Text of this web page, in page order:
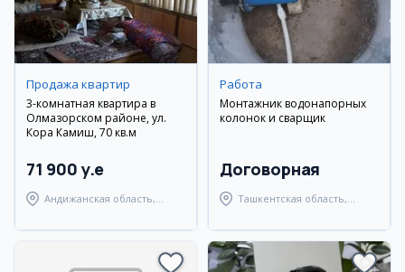
Продажа квартир
3-комнатная квартира в
Олмазорском районе, ул.
Кора Камиш, 70 кв.м
71 900 y.e
Андижанская область,
Работа
Монтажник водонапорных
колонок и сварщик
Договорная
Ташкентская область,